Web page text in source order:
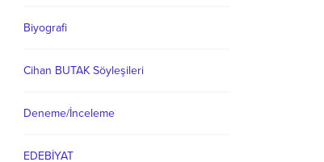
Biyografi
Cihan BUTAK Söyleşileri
Deneme/İnceleme
EDEBİYAT